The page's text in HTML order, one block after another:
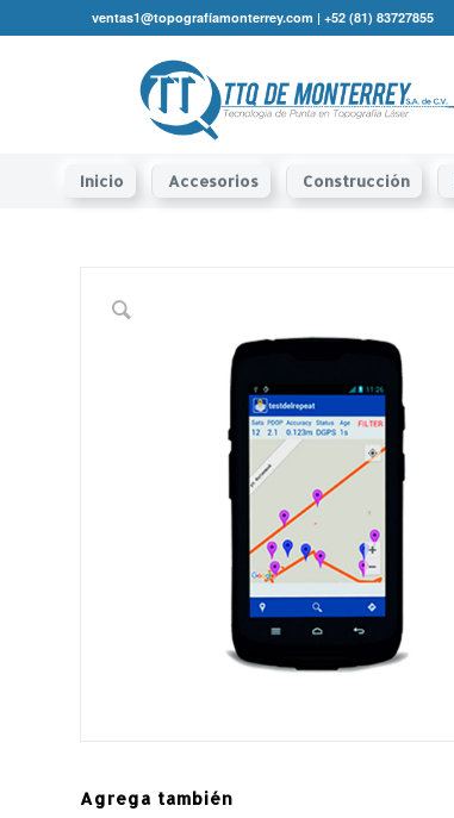
ventas1@topografíamonterrey.com | +52 (81) 83727855
Inicio Accesorios Construcción
Agrega también